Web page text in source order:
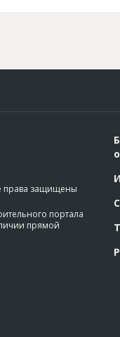
права защищены
портала
прямой